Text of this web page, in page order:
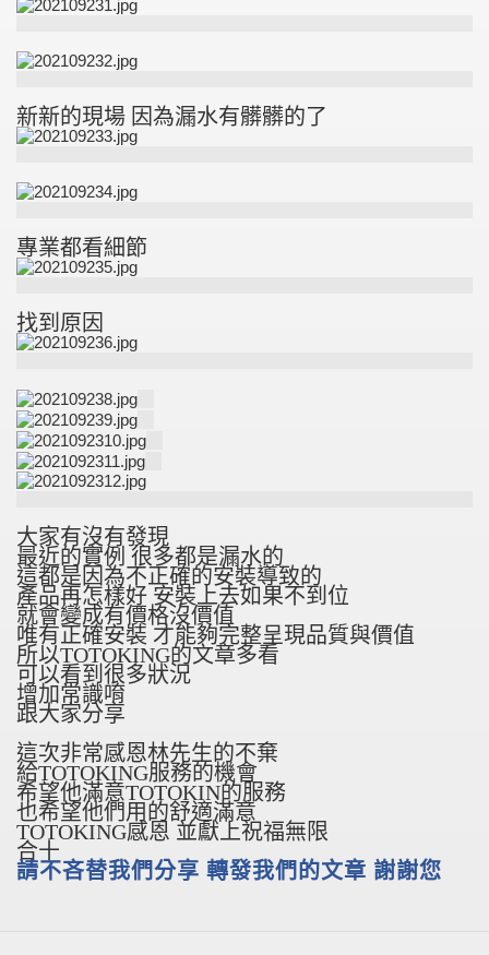
新新的現場 因為漏水有髒髒的了
專業都看細節
找到原因
大家有沒有發現
最近的實例 很多都是漏水的
這都是因為不正確的安裝導致的
產品再怎樣好 安裝上去如果不到位
就會變成有價格沒價值
唯有正確安裝 才能夠完整呈現品質與價值
所以TOTOKING的文章多看
可以看到很多狀況
增加常識唷
跟大家分享
這次非常感恩林先生的不棄
給TOTOKING服務的機會
希望他滿意TOTOKIN的服務
也希望他們用的舒適滿意
TOTOKING感恩 並獻上祝福無限
合十
請不吝替我們分享 轉發我們的文章 謝謝您